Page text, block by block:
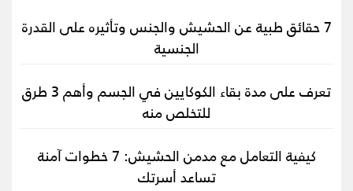
7 حقائق طبية عن الحشيش والجنس وتأثيره على القدرة
الجنسية
تعرف على مدة بقاء الكوكايين في الجسم وأهم 3 طرق
للتخلص منه
كيفية التعامل مع مدمن الحشيش: 7 خطوات آمنة
تساعد أسرتك